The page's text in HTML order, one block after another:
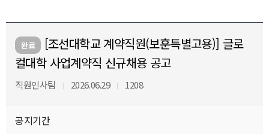
완료
[조선대학교 계약직원(보훈특별고용)] 글로
컬대학 사업계약직 신규채용 공고
직원인사팀 2026.06.29 1208
공지기간